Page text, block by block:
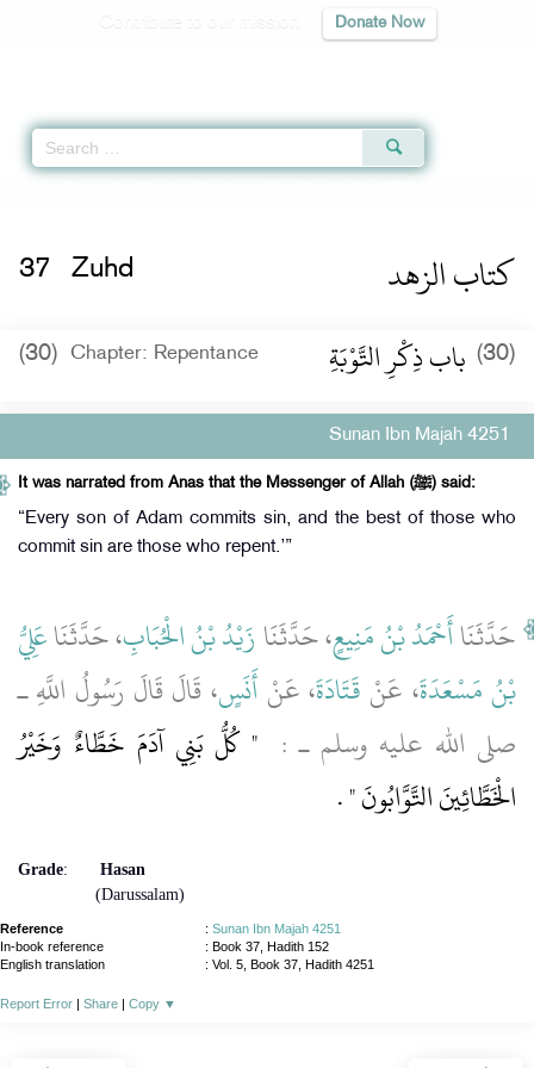
Donate Now
كتاب الزهد 37 Zuhd
(30) Chapter: Repentance (30) باب ذِكْرِ التَّوْبَةِ
Sunan Ibn Majah 4251
It was narrated from Anas that the Messenger of Allah (ﷺ) said:
“Every son of Adam commits sin, and the best of those who
commit sin are those who repent.’”
حَدَّثَنَاأَحْمَدُ بْنُ مَنِيعٍ، حَدَّثَنَازَيْدُ بْنُ الْحُبَابِ، حَدَّثَنَاعَلِيُّ
بْنُ مَسْعَدَةَ، عَنْ قَتَادَةَ، عَنْ أَنَسٍ، قَالَ قَالَ رَسُولُ اللَّهِ ـ
صلى الله عليه وسلم ـ ‏: ‏ ‏"‏ كُلُّ بَنِي آدَمَ خَطَّاءٌ وَخَيْرُ
الْخَطَّائِينَ التَّوَّابُونَ ‏"‏ ‏.‏
Grade:
Hasan
(Darussalam)
Reference : Sunan Ibn Majah 4251
In-book reference
: Book 37, Hadith 152
English translation
: Vol. 5, Book 37, Hadith 4251
Report Error | Share | Copy ▼